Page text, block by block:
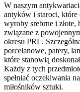
W naszym
antyków i staroci, które
wyroby srebrne i złote,
związane z
okresu PRL.
porcelanowe, patery,
które stanowią
Każdy z tych
spełniać oczekiwania
miłośników sztuki.